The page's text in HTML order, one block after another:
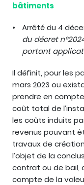
bâtiments
Arrêté du 4
du décret
portant
Il définit, pour les
mars 2023 ou
prendre en
coût total de
les coûts induits
revenus pouvant
travaux de
l’objet de la
contrat ou de bail,
compte de la